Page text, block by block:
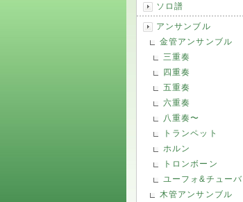
ソロ譜
アンサンブル
金管アンサンブル
三重奏
四重奏
五重奏
六重奏
八重奏〜
トランペット
ホルン
トロンボーン
ユーフォ&チューバ
木管アンサンブル